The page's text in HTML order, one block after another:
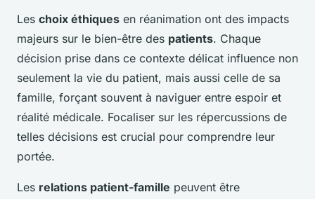
Les choix éthiques en réanimation ont des impacts
majeurs sur le bien-être des patients. Chaque
décision prise dans ce contexte délicat influence non
seulement la vie du patient, mais aussi celle de sa
famille, forçant souvent à naviguer entre espoir et
réalité médicale. Focaliser sur les répercussions de
telles décisions est crucial pour comprendre leur
portée.
Les relations patient-famille peuvent être